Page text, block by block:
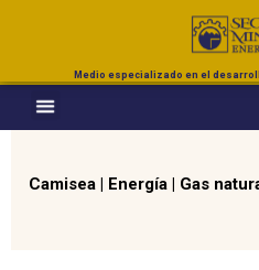
Medio especializado en el
Camisea | Energía | Gas